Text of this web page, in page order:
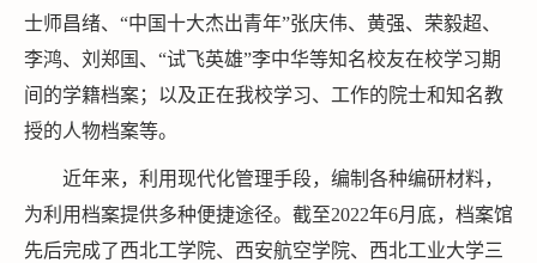
士师昌绪、“中国十大杰出青年”张庆伟、黄强、荣毅超、
李鸿、刘郑国、“试飞英雄”李中华等知名校友在校学习期
间的学籍档案；以及正在我校学习、工作的院士和知名教
授的人物档案等。
近年来，利用现代化管理手段，编制各种编研材料，
为利用档案提供多种便捷途径。截至2022年6月底，档案馆
先后完成了西北工学院、西安航空学院、西北工业大学三